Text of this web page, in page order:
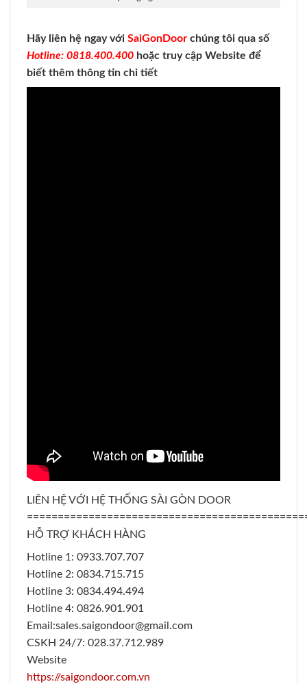
Hãy liên hệ ngay với SaiGonDoor chúng tôi qua số
Hotline: 0818.400.400 hoặc truy cập Website để
biết thêm thông tin chi tiết
LIÊN HỆ VỚI HỆ THỐNG SÀI GÒN DOOR
HỖ TRỢ KHÁCH HÀNG
Hotline 1: 0933.707.707
Hotline 2: 0834.715.715
Hotline 3: 0834.494.494
Hotline 4: 0826.901.901
Email:sales.saigondoor@gmail.com
CSKH 24/7: 028.37.712.989
Website
https://saigondoor.com.vn